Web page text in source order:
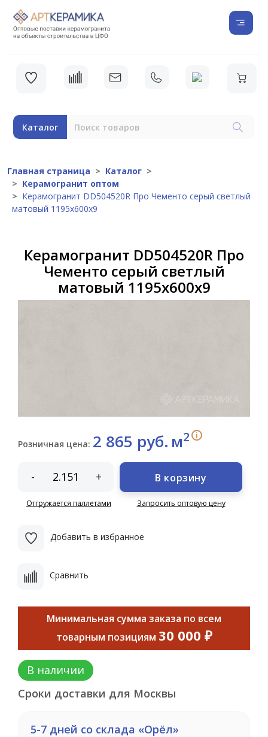
Каталог
Главная страница
Каталог
Керамогранит оптом
Керамогранит DD504520R Про Чементо серый светлый
матовый 1195х600х9
Керамогранит DD504520R Про
Чементо серый светлый
матовый 1195х600х9
Розничная цена: 2 865 руб. м2 i
- +
Отгружается паллетами
В корзину
Запросить оптовую цену
Добавить в избранное
Сравнить
Минимальная сумма заказа по всем
товарным позициям 30 000 ₽
В наличии
Сроки доставки для Москвы
5-7 дней со склада «Орёл»